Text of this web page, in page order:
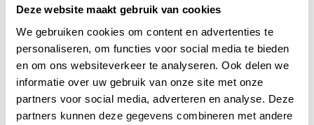
Deze website maakt gebruik van cookies
We gebruiken cookies om content en advertenties te
personaliseren, om functies voor social media te bieden
en om ons websiteverkeer te analyseren. Ook delen we
informatie over uw gebruik van onze site met onze
partners voor social media, adverteren en analyse. Deze
partners kunnen deze gegevens combineren met andere
Adviesprijs284,95
199,95 30% Je bespaart 85 euro
Buy now, pay later